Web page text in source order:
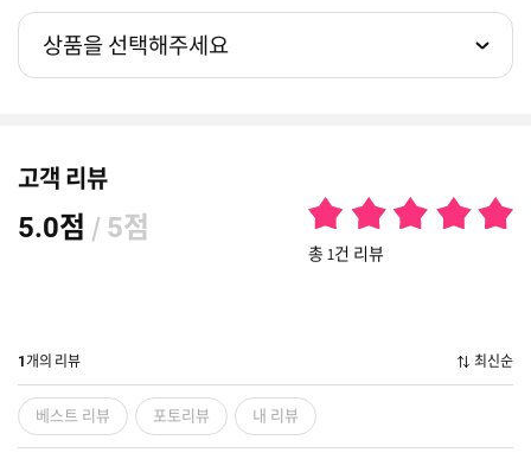
상품을 선택해주세요
고객 리뷰
5.0점 / 5점
총 1건 리뷰
1 개의 리뷰 최신순
베스트 리뷰 포토리뷰 내 리뷰